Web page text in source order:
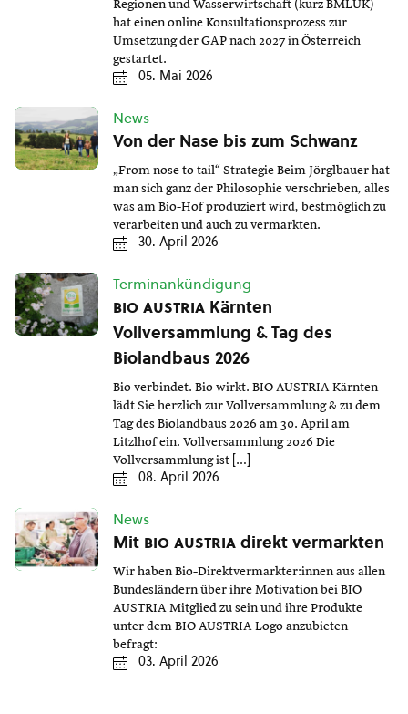
Regionen und Wasserwirtschaft (kurz BMLUK)
hat einen online Konsultationsprozess zur
Umsetzung der GAP nach 2027 in Österreich
gestartet.
05. Mai 2026
News
Von der Nase bis zum Schwanz
„From nose to tail“ Strategie Beim Jörglbauer hat
man sich ganz der Philosophie verschrieben, alles
was am Bio-Hof produziert wird, bestmöglich zu
verarbeiten und auch zu vermarkten.
30. April 2026
Terminankündigung
bio austria Kärnten
Vollversammlung & Tag des
Biolandbaus 2026
Bio verbindet. Bio wirkt. BIO AUSTRIA Kärnten
lädt Sie herzlich zur Vollversammlung & zu dem
Tag des Biolandbaus 2026 am 30. April am
Litzlhof ein. Vollversammlung 2026 Die
Vollversammlung ist […]
08. April 2026
News
Mit bio austria direkt vermarkten
Wir haben Bio-Direktvermarkter:innen aus allen
Bundesländern über ihre Motivation bei BIO
AUSTRIA Mitglied zu sein und ihre Produkte
unter dem BIO AUSTRIA Logo anzubieten
befragt:
03. April 2026